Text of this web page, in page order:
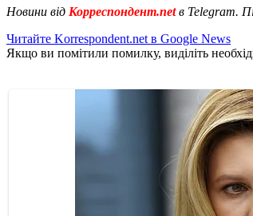
Новини від Корреспондент.netв Telegram.
Читайте Korrespondent.net в Google News
Якщо ви помітили помилку, виділіть